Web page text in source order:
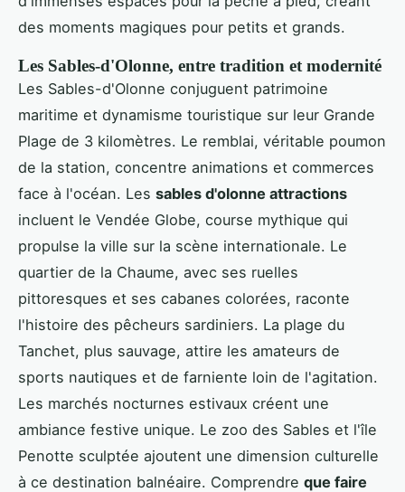
des moments magiques pour petits et grands.
Les Sables-d'Olonne, entre tradition et modernité
Les Sables-d'Olonne conjuguent patrimoine
maritime et dynamisme touristique sur leur Grande
Plage de 3 kilomètres. Le remblai, véritable poumon
de la station, concentre animations et commerces
face à l'océan. Les sables d'olonne attractions
incluent le Vendée Globe, course mythique qui
propulse la ville sur la scène internationale. Le
quartier de la Chaume, avec ses ruelles
pittoresques et ses cabanes colorées, raconte
l'histoire des pêcheurs sardiniers. La plage du
Tanchet, plus sauvage, attire les amateurs de
sports nautiques et de farniente loin de l'agitation.
Les marchés nocturnes estivaux créent une
ambiance festive unique. Le zoo des Sables et l'île
Penotte sculptée ajoutent une dimension culturelle
à ce destination balnéaire. Comprendre que faire